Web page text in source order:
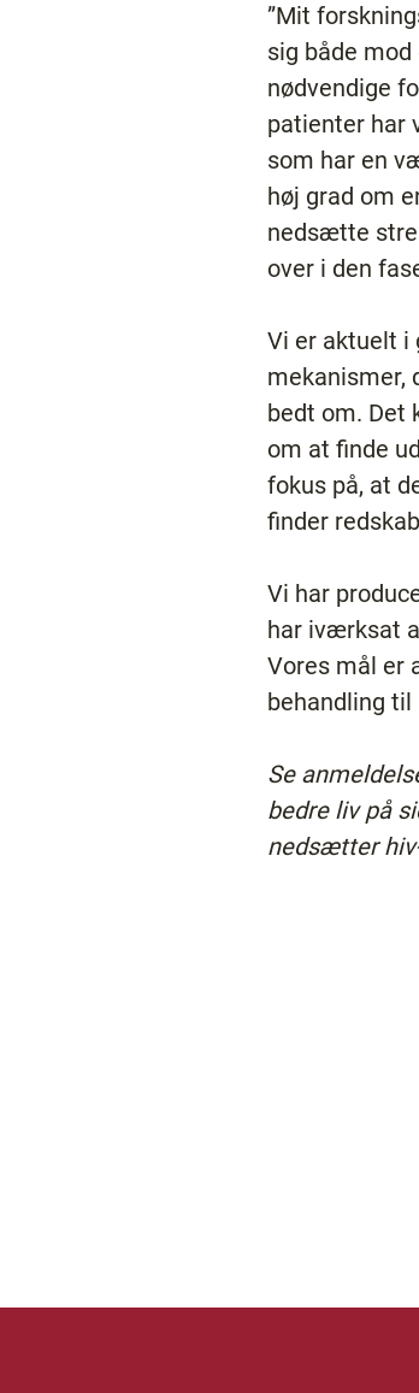
”Mit
sig både
nødvendige
patienter har
som har en
høj grad om
nedsætte
over i den
Vi er aktuelt i
mekanismer,
bedt om. Det
om at finde
fokus på, at
finder
Vi har
har iværksat
Vores mål er
behandling til
Se
bedre liv på
nedsætter